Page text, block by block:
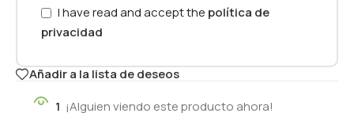
I have read and accept the política de
privacidad
Añadir a la lista de deseos
1 ¡Alguien viendo este producto ahora!